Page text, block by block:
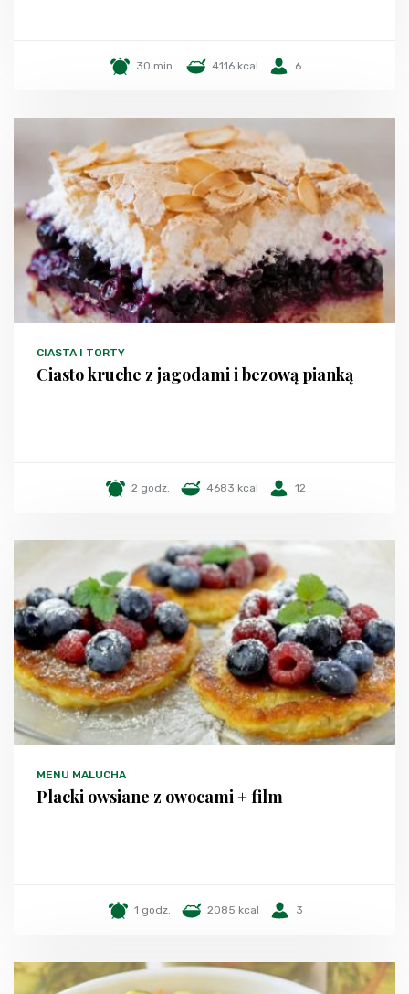
30 min. 4116 kcal 6
CIASTA I TORTY
Ciasto kruche z jagodami i bezową pianką
2 godz. 4683 kcal 12
MENU MALUCHA
Placki owsiane z owocami + film
1 godz. 2085 kcal 3